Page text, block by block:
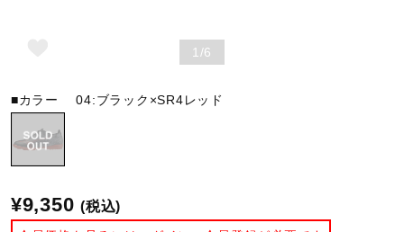
テニス／ソフトテニス
陸上競技
1/6
■カラー04:ブラック×SR4レッド
¥9,350 (税込)